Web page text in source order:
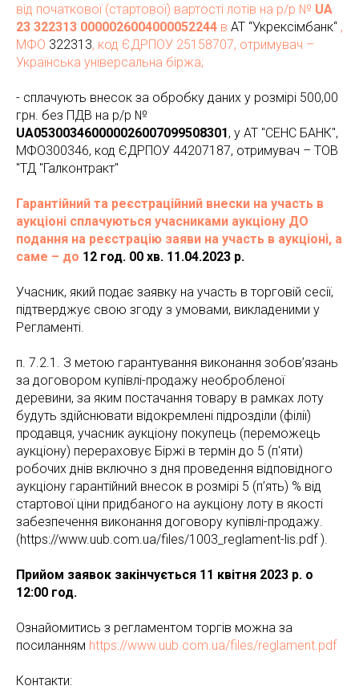
від початкової (стартової) вартості лотів на р/р № UA
23 322313 0000026004000052244 в АТ “Укрексімбанк“ ,
МФО 322313, код ЄДРПОУ 25158707, отримувач –
Українська універсальна біржа;
- сплачують внесок за обробку даних у розмірі 500,00
грн. без ПДВ на р/р №
UA053003460000026007099508301, у АТ "СЕНС БАНК",
МФО300346, код ЄДРПОУ 44207187, отримувач – ТОВ
"ТД "Галконтракт"
Гарантійний та реєстраційний внески на участь в
аукціоні сплачуються учасниками аукціону ДО
подання на реєстрацію заяви на участь в аукціоні, а
саме – до 12 год. 00 хв. 11.04.2023 р.
Учасник, який подає заявку на участь в торговій сесії,
підтверджує свою згоду з умовами, викладеними у
Регламенті.
п. 7.2.1. З метою гарантування виконання зобов’язань
за договором купівлі-продажу необробленої
деревини, за яким постачання товару в рамках лоту
будуть здійснювати відокремлені підрозділи (філії)
продавця, учасник аукціону покупець (переможець
аукціону) перераховує Біржі в термін до 5 (п'яти)
робочих днів включно з дня проведення відповідного
аукціону гарантійний внесок в розмірі 5 (п’ять) % від
стартової ціни придбаного на аукціону лоту в якості
забезпечення виконання договору купівлі-продажу.
(https://www.uub.com.ua/files/1003_reglament-lis.pdf ).
Прийом заявок закінчується 11 квітня 2023 р. о
12:00 год.
Ознайомитись з регламентом торгів можна за
посиланням https://www.uub.com.ua/files/reglament.pdf
Контакти: